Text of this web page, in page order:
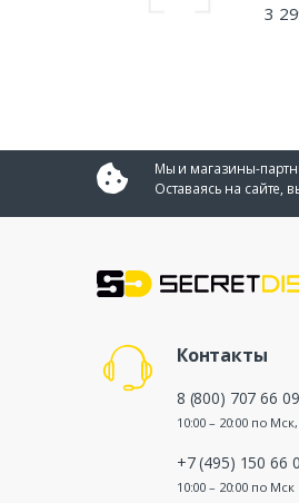
3
Мы и магазины-
Оставаясь на сайте,
Контакты
8 (800) 707 66 09
10:00 – 20:00 по
+7 (495) 150 66
10:00 – 20:00 по Мск